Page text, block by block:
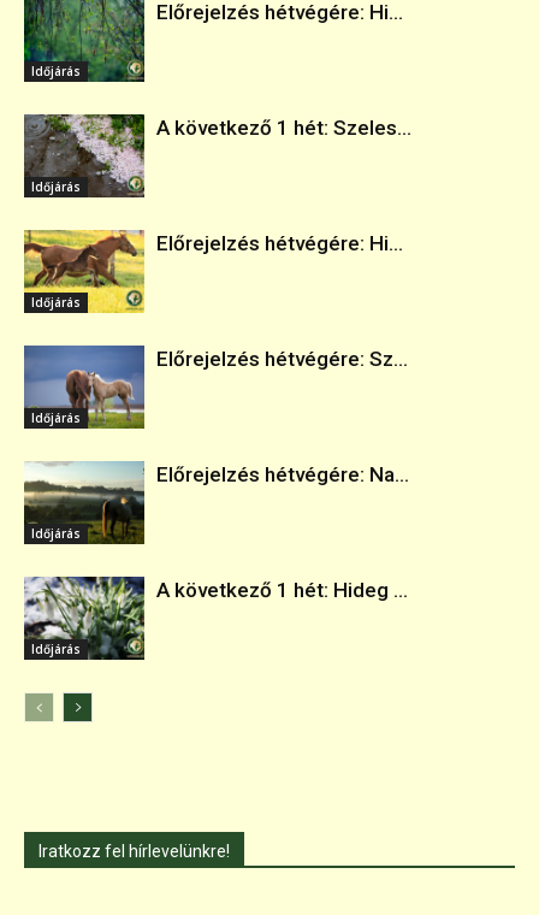
Időjárás
Előrejelzés hétvégére: Hi...
Időjárás
A következő 1 hét: Szeles...
Időjárás
Előrejelzés hétvégére: Hi...
Időjárás
Előrejelzés hétvégére: Sz...
Időjárás
Előrejelzés hétvégére: Na...
Időjárás
A következő 1 hét: Hideg ...
Iratkozz fel hírlevelünkre!